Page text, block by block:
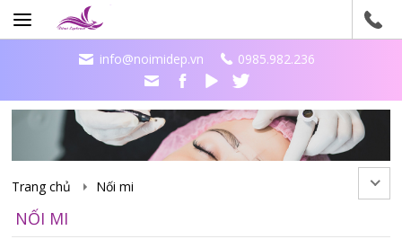
info@noimidep.vn 0985.982.236
Trang chủ Nối mi
NỐI MI